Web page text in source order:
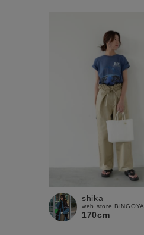
shika
web store BINGOYA
170cm